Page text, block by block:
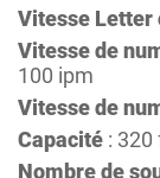
Vitesse Letter
Vitesse de
100 ipm
Vitesse de
Capacité : 320
Nombre de